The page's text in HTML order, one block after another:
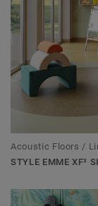
Acoustic Floors /
STYLE EMME XF²